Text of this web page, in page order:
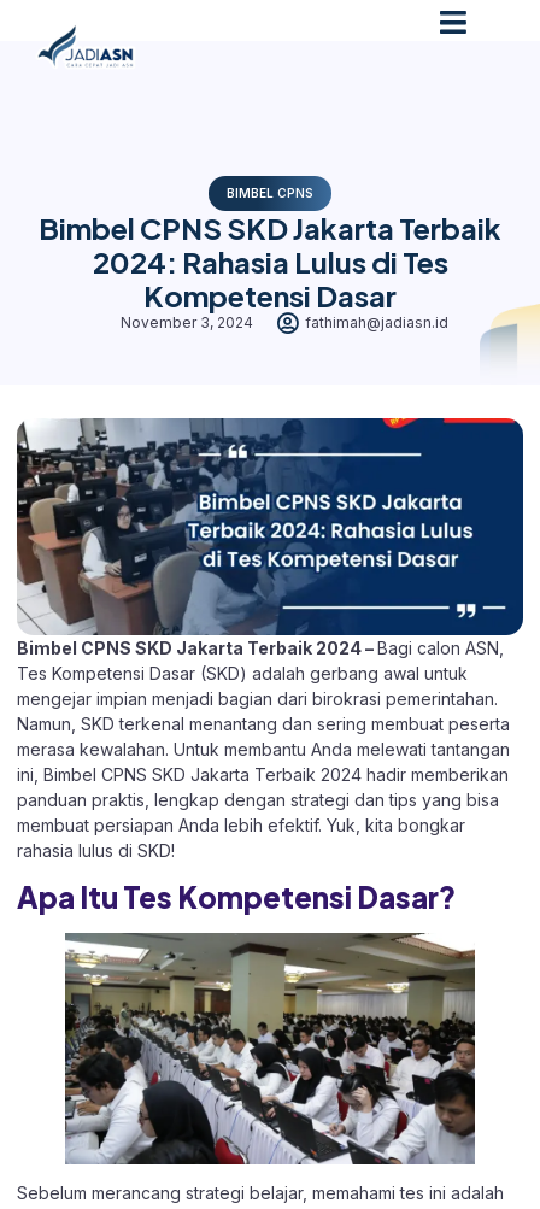
BIMBEL CPNS
Bimbel CPNS SKD Jakarta Terbaik
2024: Rahasia Lulus di Tes
Kompetensi Dasar
November 3, 2024 fathimah@jadiasn.id
Bimbel CPNS SKD Jakarta Terbaik 2024 –Bagi calon ASN,
Tes Kompetensi Dasar (SKD) adalah gerbang awal untuk
mengejar impian menjadi bagian dari birokrasi pemerintahan.
Namun, SKD terkenal menantang dan sering membuat peserta
merasa kewalahan. Untuk membantu Anda melewati tantangan
ini, Bimbel CPNS SKD Jakarta Terbaik 2024 hadir memberikan
panduan praktis, lengkap dengan strategi dan tips yang bisa
membuat persiapan Anda lebih efektif. Yuk, kita bongkar
rahasia lulus di SKD!
Apa Itu Tes Kompetensi Dasar?
Sebelum merancang strategi belajar, memahami tes ini adalah